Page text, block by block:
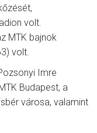
volt.
MTK bajnok
volt.
Imre
Budapest, a
városa, valamint